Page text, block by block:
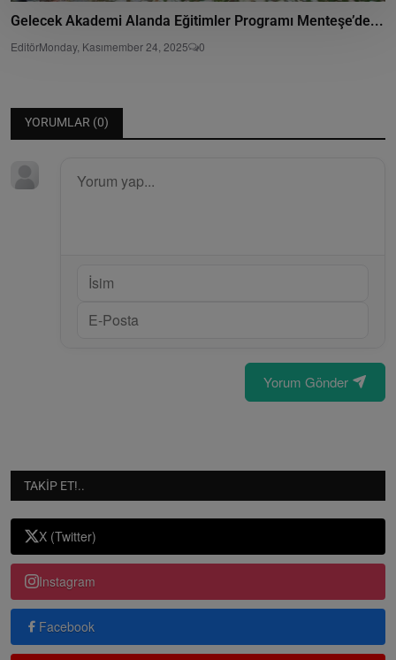
Gelecek Akademi Alanda Eğitimler Programı Menteşe’de...
EditörMonday, Kasımember 24, 2025 0
YORUMLAR (0)
Yorum Gönder
TAKIP ET!..
X (Twitter)
Instagram
Facebook